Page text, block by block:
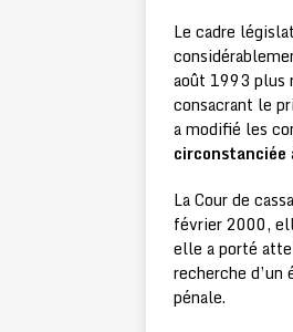
Le cadre
août 1993 plus
consacrant le
a modifié les
circonstanciée
La Cour de
février 2000,
elle a porté
recherche
pénale.